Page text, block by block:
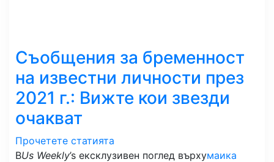
Съобщения за бременност
на известни личности през
2021 г.: Вижте кои звезди
очакват
Прочетете статията
ВUs Weekly’s ексклузивен поглед върхумаика